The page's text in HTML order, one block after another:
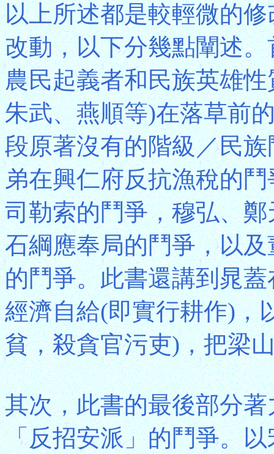
以上所述都是較輕微的
改動，以下分幾點闡述
農民起義者和民族英雄
朱武、燕順等)在落草前
段原著沒有的階級／民
弟在興仁府反抗漁稅的
司勒索的鬥爭，穆弘、
石綱應奉局的鬥爭，以
的鬥爭。此書還講到晁
經濟自給(即實行耕作)，
貧，殺貪官污吏)，把梁
其次，此書的最後部分
「反招安派」的鬥爭。